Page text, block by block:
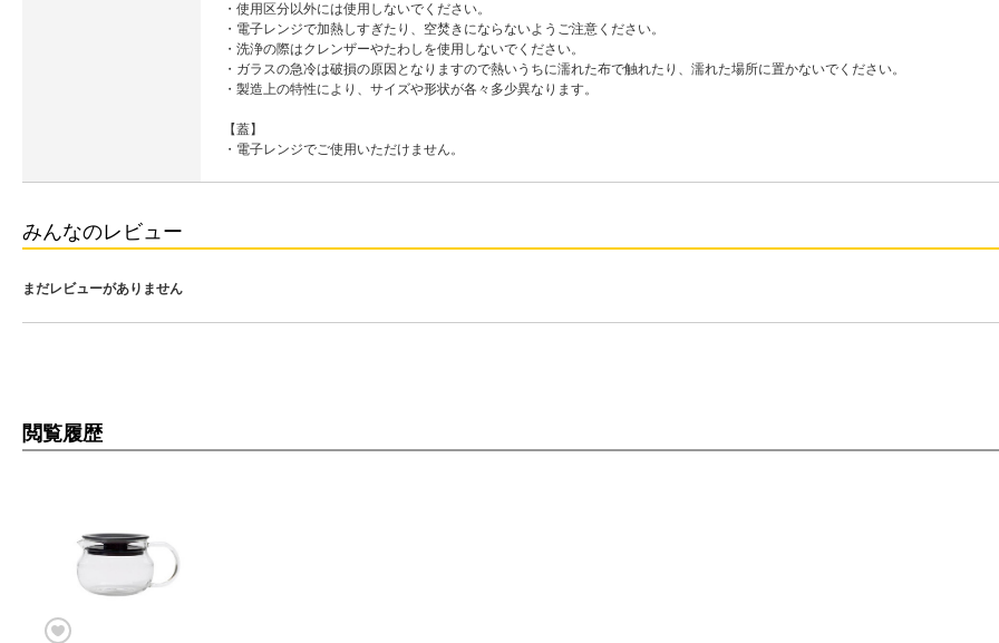
・使用区分以外には使用しないでください。
・電子レンジで加熱しすぎたり、空焚きにならないようご注意ください。
・洗浄の際はクレンザーやたわしを使用しないでください。
・ガラスの急冷は破損の原因となりますので熱いうちに濡れた布で触れたり、濡れた場所に置かないでください。
・製造上の特性により、サイズや形状が各々多少異なります。
【蓋】
・電子レンジでご使用いただけません。
みんなのレビュー
まだレビューがありません
閲覧履歴